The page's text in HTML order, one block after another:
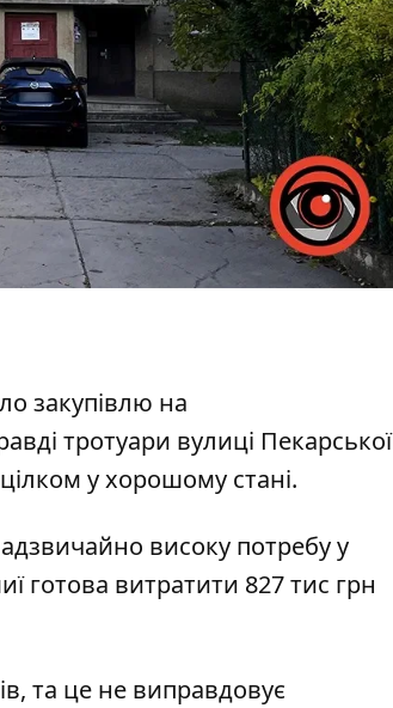
закупівлю на
тротуари вулиці Пекарської
у хорошому стані.
високу потребу у
готова витратити 827 тис грн
та це не виправдовує